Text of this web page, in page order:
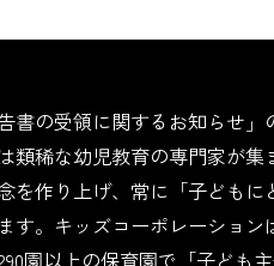
書の受領に関するお知らせ
類稀な幼児教育の専門家が
を作り上げ、常に「子ども
す。キッズコーポレーショ
園以上の保育園で「子ども